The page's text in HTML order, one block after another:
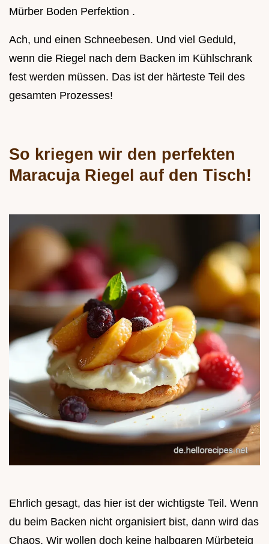
Mürber Boden Perfektion .
Ach, und einen Schneebesen. Und viel Geduld,
wenn die Riegel nach dem Backen im Kühlschrank
fest werden müssen. Das ist der härteste Teil des
gesamten Prozesses!
So kriegen wir den perfekten
Maracuja Riegel auf den Tisch!
Ehrlich gesagt, das hier ist der wichtigste Teil. Wenn
du beim Backen nicht organisiert bist, dann wird das
Chaos. Wir wollen doch keine halbgaren Mürbeteig